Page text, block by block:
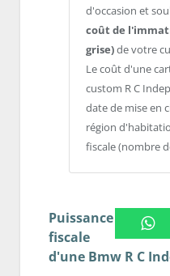
d'occasion et
coût de
grise)de votre
Le coût d'une
custom R C
date de mise en
région
fiscale (nombre
Puissance
fiscale
d'une Bmw R C